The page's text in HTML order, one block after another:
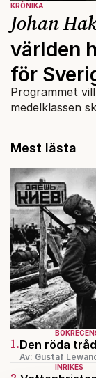
KRÖNIKA
Johan
världen
för
Programmet
medelklassen
Mest lästa
1.Den röda
Av: Gustaf
INRIKES